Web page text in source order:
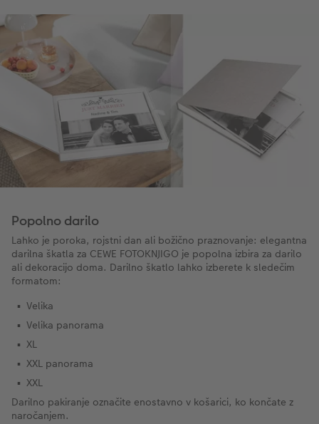
Popolno darilo
Lahko je poroka, rojstni dan ali božično praznovanje: elegantna
darilna škatla za CEWE FOTOKNJIGO je popolna izbira za darilo
ali dekoracijo doma. Darilno škatlo lahko izberete k sledečim
formatom:
Velika
Velika panorama
XL
XXL panorama
XXL
Darilno pakiranje označite enostavno v košarici, ko končate z
naročanjem.